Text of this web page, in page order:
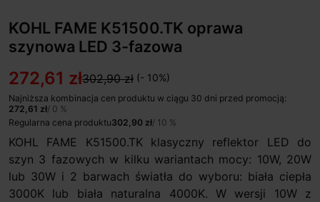
KOHL FAME K51500.TK oprawa
szynowa LED 3-fazowa
272,61 zł302,90 zł (- 10%)
Najniższa kombinacja cen produktu w ciągu 30 dni przed promocją:
272,61 zł/ 0 %
Regularna cena produktu302,90 zł/ 10 %
KOHL FAME K51500.TK klasyczny reflektor LED do
szyn 3 fazowych w kilku wariantach mocy: 10W, 20W
lub 30W i 2 barwach światła do wyboru: biała ciepła
3000K lub biała naturalna 4000K. W wersji 10W z